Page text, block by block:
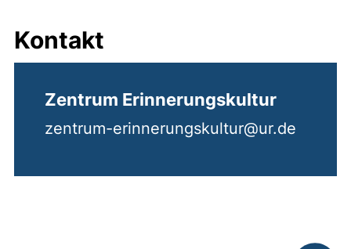
Kontakt
Zentrum Erinnerungskultur
zentrum-erinnerungskultur@ur.de